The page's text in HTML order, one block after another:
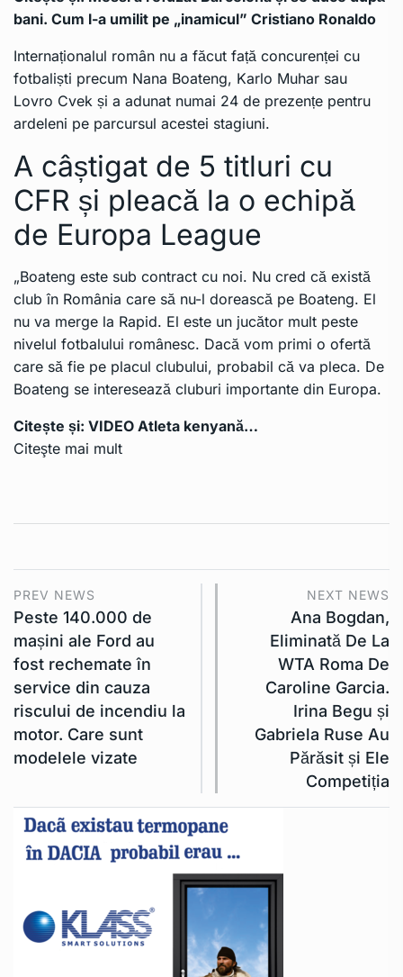
bani. Cum l-a umilit pe „inamicul” Cristiano Ronaldo
Internaționalul român nu a făcut față concurenței cu
fotbaliști precum Nana Boateng, Karlo Muhar sau
Lovro Cvek și a adunat numai 24 de prezențe pentru
ardeleni pe parcursul acestei stagiuni.
A câștigat de 5 titluri cu
CFR și pleacă la o echipă
de Europa League
„Boateng este sub contract cu noi. Nu cred că există
club în România care să nu-l dorească pe Boateng. El
nu va merge la Rapid. El este un jucător mult peste
nivelul fotbalului românesc. Dacă vom primi o ofertă
care să fie pe placul clubului, probabil că va pleca. De
Boateng se interesează cluburi importante din Europa.
Citește și: VIDEO Atleta kenyană…
Citeşte mai mult
PREV NEWS
Peste 140.000 de
mașini ale Ford au
fost rechemate în
service din cauza
riscului de incendiu la
motor. Care sunt
modelele vizate
NEXT NEWS
Ana Bogdan,
Eliminată De La
WTA Roma De
Caroline Garcia.
Irina Begu și
Gabriela Ruse Au
Părăsit și Ele
Competiția